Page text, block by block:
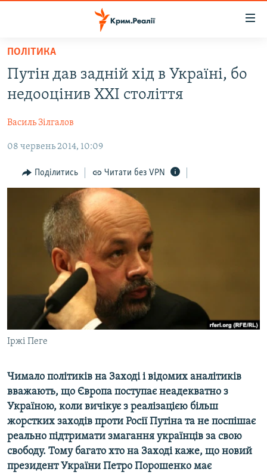
Перейти
основного
матеріалу
до
навігації
Перейти
ВОДА.КРИМ
ПОЛІТИКА
БЛОГИ
ПОГЛЯД
ВСЕ ЗА ДЕНЬ
СПЕЦПРОЕКТИ
ДЕПОРТАЦІЯ
ВІДЕОУРОКИ «ELIFBE»
СВІДЧЕННЯ ОКУПАЦІЇ
УКРАЇНСЬКА ПРОБЛЕМА КРИМУ
ІНФОГРАФІКА
ЯК ОБІЙТИ БЛОКУВАННЯ
Русский
Qırımtatar
ДОЛУЧАЙСЯ!
Усі сайти RFE/RL
ПОЛІТИКА
Путін дав задній хід в Україні, бо
недооцінив ХХІ століття
Василь Зілгалов
08 червень 2014, 10:09
Поділитись Читати без VPN
Іржі Пеге
Чимало політиків на Заході і відомих аналітиків
вважають, що Європа поступає неадекватно з
Україною, коли вичікує з реалізацією більш
жорстких заходів проти Росії Путіна та не поспішає
реально підтримати змагання українців за свою
свободу. Тому багато хто на Заході каже, що новий
президент України Петро Порошенко має